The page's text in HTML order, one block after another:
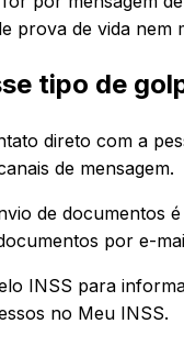
prova de vida nem
tipo de
direto com a
de mensagem.
de documentos
por e-
INSS para
no Meu INSS.